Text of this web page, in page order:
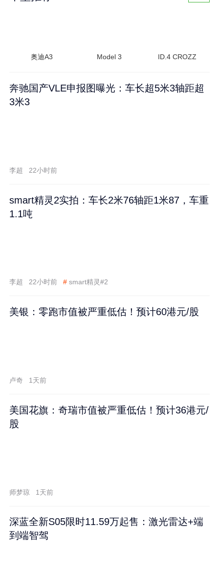
奥迪A3 Model 3 ID.4 CROZZ
奔驰国产VLE申报图曝光：车长超5米3轴距超
3米3
李超 22小时前
smart精灵2实拍：车长2米76轴距1米87，车重
1.1吨
李超 22小时前 # smart精灵#2
美银：零跑市值被严重低估！预计60港元/股
卢奇 1天前
美国花旗：奇瑞市值被严重低估！预计36港元/
股
师梦琼 1天前
深蓝全新S05限时11.59万起售：激光雷达+端
到端智驾